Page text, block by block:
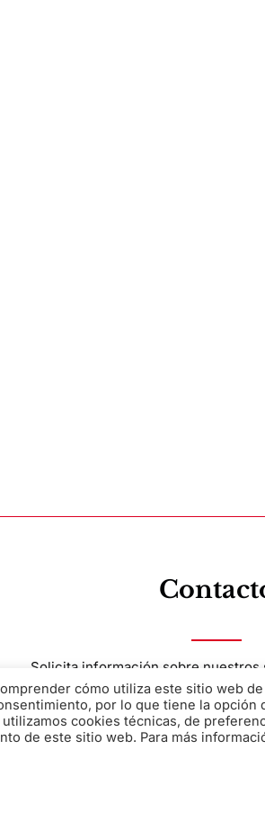
Solicita información sobre
cómo utiliza este sitio web de
por lo que tiene la opción
cookies técnicas, de
de este sitio web. Para más